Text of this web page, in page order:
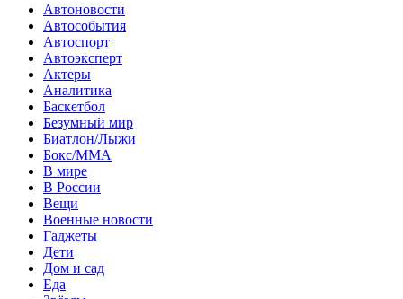
Автоновости
Автособытия
Автоспорт
Автоэксперт
Актеры
Аналитика
Баскетбол
Безумный мир
Биатлон/Лыжи
Бокс/MMA
В мире
В России
Вещи
Военные новости
Гаджеты
Дети
Дом и сад
Еда